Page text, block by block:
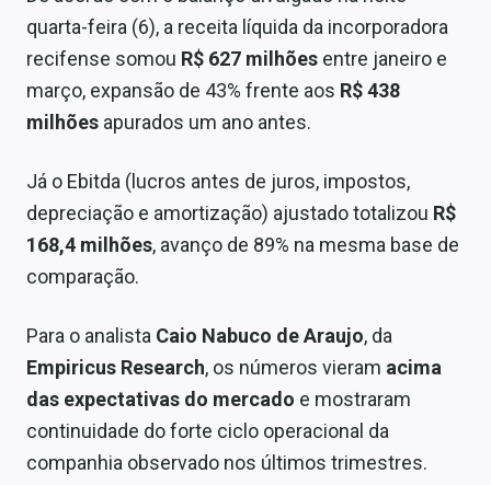
quarta-feira (6), a receita líquida da incorporadora
recifense somou R$ 627 milhões entre janeiro e
março, expansão de 43% frente aos R$ 438
milhões apurados um ano antes.
Já o Ebitda (lucros antes de juros, impostos,
depreciação e amortização) ajustado totalizou R$
168,4 milhões, avanço de 89% na mesma base de
comparação.
Para o analista Caio Nabuco de Araujo, da
Empiricus Research, os números vieram acima
das expectativas do mercado e mostraram
continuidade do forte ciclo operacional da
companhia observado nos últimos trimestres.